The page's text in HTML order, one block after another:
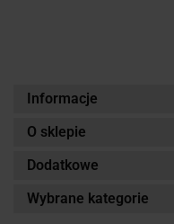
Informacje
O sklepie
Dodatkowe
Wybrane kategorie